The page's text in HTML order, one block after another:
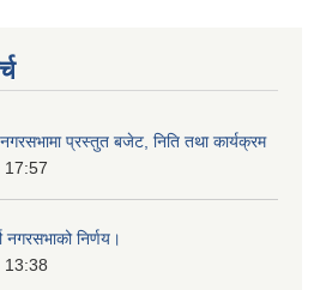
प्रस्तुत बजेट, निति तथा कार्यक्रम
17:57
निर्णय।
13:38